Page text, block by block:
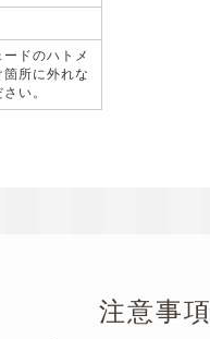
ドのハトメ
所に外れな
い。
注意事項